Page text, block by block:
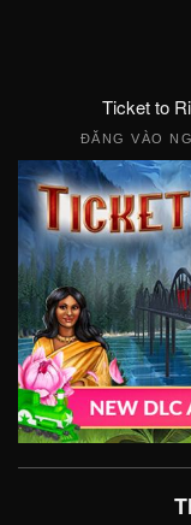
Ticket to
ĐĂNG VÀO